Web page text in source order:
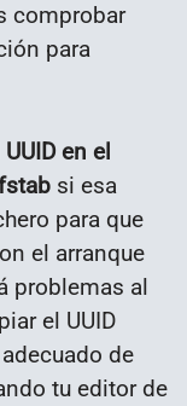
comprobar
para
en el
si esa
para que
el arranque
problemas al
el UUID
de
tu editor de